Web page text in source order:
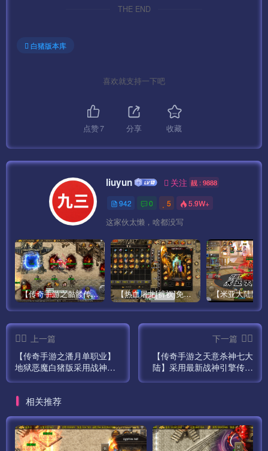
连接字符改为 20936 GB2312
MYSQL默认密码：www.gowlom2.com
2、如果出现 获取该区补丁失效 请修改服务端：
D:\mud2.0\logincenter\ClientConfig\目录下的
net stop MySQL
7100 （D:\mud2.0\GateServer\GameGate\MirGate.ini 文件
[Server]的 GatePort=7100 值）
7000 （D:\mud2.0\GateServer\logingate\LoginGate.ini 文
88 网页端口
8088 中央端口，一般默认都是8088
THE END
白猪版本库
喜欢就支持一下吧
点赞7 分享 收藏
liuyun 关注 靓 : 9888
942 0 5 5.9W+
这家伙太懒，啥都没写
【传奇手游之骷髅传说第二季十大陆[白猪3]免授权版】经典单职业复古特色战神引擎传奇手游最新打包Win服务端源码视频架设教程-怀旧复古-经典耐玩–新版GM多功能网页授权物品后台-GM直冲网页后台-安卓苹果IOS双端版本！ 【热血屠龙[裤衩]免授权修复版】采用经典战神引擎三职业特色游戏最新打包Win服务端源码视频架设教程-GM直冲后台-新版GM多功能授权物品后台-安卓苹果IOS双端版本-传奇手游！
上一篇
【传奇手游之潘月单职业】
地狱恶魔白猪版采用战神引
工具-安卓苹果IOS双端！
下一篇
【传奇手游之天意杀神七大
陆】采用最新战神引擎传奇
相关推荐